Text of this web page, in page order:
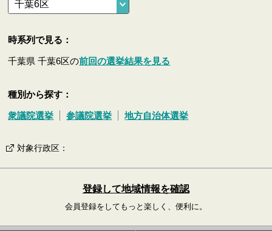
時系列で見る：
千葉県 千葉6区の前回の選挙結果を見る
種別から探す：
衆議院選挙 参議院選挙 地方自治体選挙
対象行政区 ：
登録して地域情報を確認
会員登録をしてもっと楽しく、便利に。